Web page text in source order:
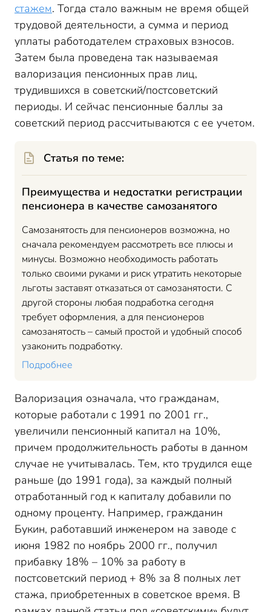
стажем. Тогда стало важным не время общей
трудовой деятельности, а сумма и период
уплаты работодателем страховых взносов.
Затем была проведена так называемая
валоризация пенсионных прав лиц,
трудившихся в советский/постсоветский
периоды. И сейчас пенсионные баллы за
советский период рассчитываются с ее учетом.
Статья по теме:
Преимущества и недостатки регистрации
пенсионера в качестве самозанятого
Самозанятость для пенсионеров возможна, но
сначала рекомендуем рассмотреть все плюсы и
минусы. Возможно необходимость работать
только своими руками и риск утратить некоторые
льготы заставят отказаться от самозанятости. С
другой стороны любая подработка сегодня
требует оформления, а для пенсионеров
самозанятость – самый простой и удобный способ
узаконить подработку.
Подробнее
Валоризация означала, что гражданам,
которые работали с 1991 по 2001 гг.,
увеличили пенсионный капитал на 10%,
причем продолжительность работы в данном
случае не учитывалась. Тем, кто трудился еще
раньше (до 1991 года), за каждый полный
отработанный год к капиталу добавили по
одному проценту. Например, гражданин
Букин, работавший инженером на заводе с
июня 1982 по ноябрь 2000 гг., получил
прибавку 18% – 10% за работу в
постсоветский период + 8% за 8 полных лет
стажа, приобретенных в советское время. В